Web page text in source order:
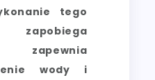
tego
zapewnia
wody i